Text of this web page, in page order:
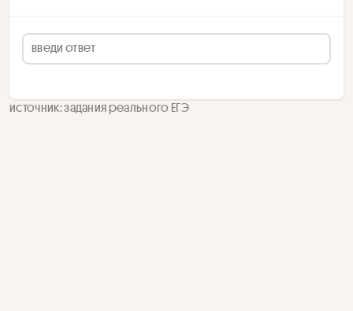
источник: задания реального ЕГЭ